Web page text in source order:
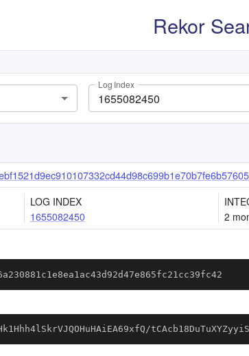
Rekor
Log Index
LOG INDEX
1655082450
2